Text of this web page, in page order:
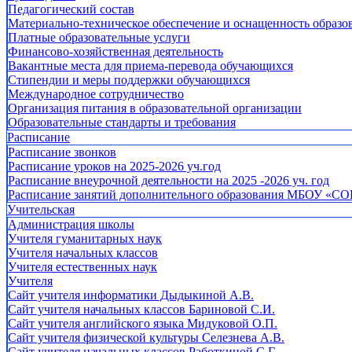
Педагогический состав
Материально-техническое обеспечение и оснащенность
Платные образовательные услуги
Финансово-хозяйственная деятельность
Вакантные места для приема-перевода обучающихся
Стипендии и меры поддержки обучающихся
Международное сотрудничество
Организация питания в образовательной организации
Образовательные стандарты и требования
Расписание
Расписание звонков
Расписание уроков на 2025-2026 уч.год
Расписание внеурочной деятельности на 2025 -2026 уч. год
Расписание занятий дополнительного образования МБОУ
Учительская
Администрация школы
Учителя гуманитарных наук
Учителя начальных классов
Учителя естественных наук
Учителя
Cайт учителя информатики Дыдыкиной А.В.
Сайт учителя начальных классов Бариновой С.И.
Сайт учителя английского языка Мидуковой О.П.
Сайт учителя физической культуры Селезнева А.В.